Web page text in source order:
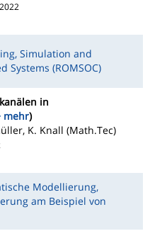
Simulation and
Systems (ROMSOC)
in
mehr)
K. Knall (Math.Tec)
Modellierung,
am Beispiel von